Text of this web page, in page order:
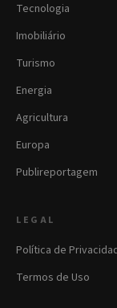
Tecnologia
Imobiliário
Turismo
Energia
Agricultura
Europa
Publireportagem
LEGAL
Política de
Termos de Uso